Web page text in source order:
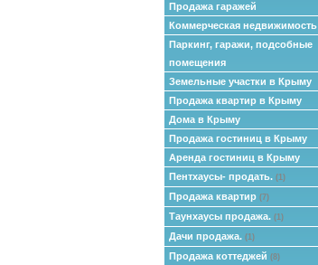
Продажа гаражей
Коммерческая недвижимость
Паркинг, гаражи, подсобные
помещения
Земельные участки в Крыму
Продажа квартир в Крыму
Дома в Крыму
Продажа гостиниц в Крыму
Аренда гостиниц в Крыму
Пентхаусы- продать. (1)
Продажа квартир (7)
Таунхаусы продажа. (1)
Дачи продажа. (1)
Продажа коттеджей (8)